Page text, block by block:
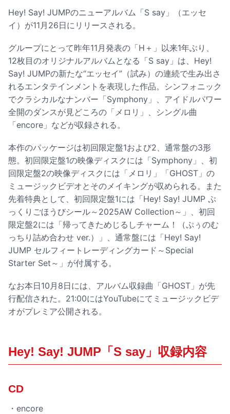
Hey! Say! JUMPのニューアルバム「S say」（エッセ
イ）が11月26日にリリースされる。
グループにとって昨年11月発表の「H＋」以来1年ぶり、
12枚目のオリジナルアルバムとなる「S say」は、Hey!
Say! JUMPの新たな“エッセイ”（試み）の連続で生み出さ
れるエンタテインメントを表現した作品。シンフォニック
でクラシカルなナンバー「Symphony」、アイドルパワー
全開のダンスが見どころの「メロリ」、シングル曲
「encore」などが収録される。
本作のパッケージは初回限定盤1および2、通常盤の3形
態。初回限定盤1の映像ディスクには「Symphony」、初
回限定盤2の映像ディスクには「メロリ」「GHOST」の
ミュージックビデオとそのメイキングが収められる。また
先着特典として、初回限定盤1には「Hey! Say! JUMP ぷ
っくりごほうびシール～2025AW Collection～」、初回
限定盤2には「帰ってきためじるしチャーム！（ぷぅのむ
っちり詰め合わせ ver.）」、通常盤には「Hey! Say!
JUMP セルフィートレーディングカード～Special
Starter Set～」が付属する。
なお本日10月8日には、アルバム収録曲「GHOST」が先
行配信された。21:00にはYouTubeにてミュージックビデ
オがプレミア公開される。
Hey! Say! JUMP「S say」収録内容
CD
・encore